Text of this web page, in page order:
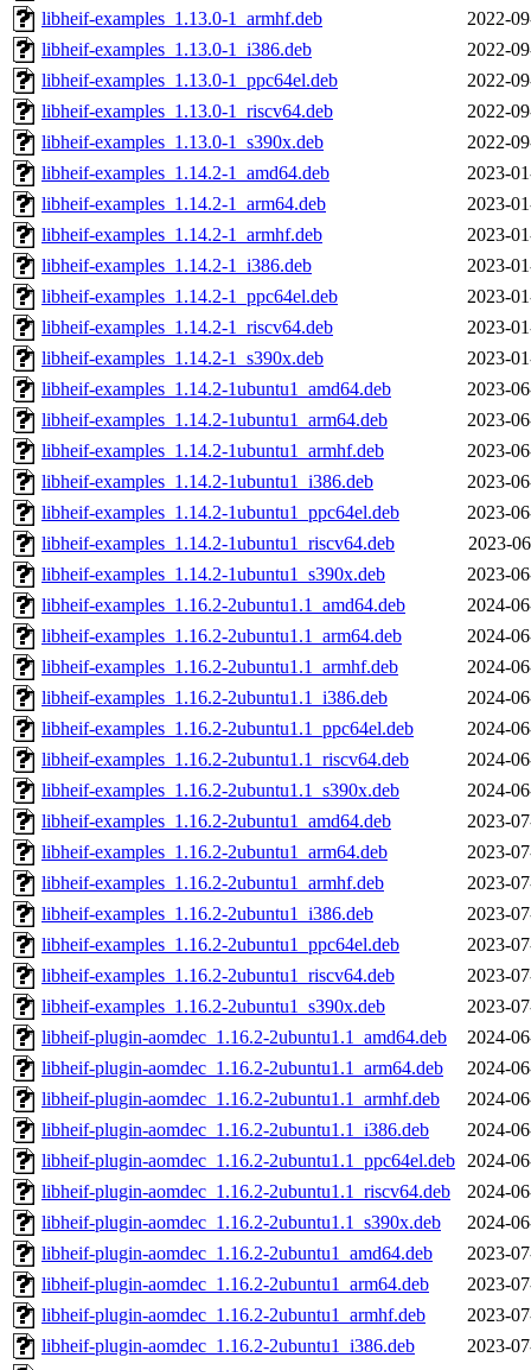
libheif-examples_1.13.0-1_armhf.deb
2022-
libheif-examples_1.13.0-1_i386.deb
2022-
libheif-examples_1.13.0-1_ppc64el.deb
2022-
libheif-examples_1.13.0-1_riscv64.deb
2022-
libheif-examples_1.13.0-1_s390x.deb
2022-
libheif-examples_1.14.2-1_amd64.deb
2023-
libheif-examples_1.14.2-1_arm64.deb
2023-
libheif-examples_1.14.2-1_armhf.deb
2023-
libheif-examples_1.14.2-1_i386.deb
2023-
libheif-examples_1.14.2-1_ppc64el.deb
2023-
libheif-examples_1.14.2-1_riscv64.deb
2023-
libheif-examples_1.14.2-1_s390x.deb
2023-
libheif-examples_1.14.2-1ubuntu1_amd64.deb
2023-
libheif-examples_1.14.2-1ubuntu1_arm64.deb
2023-
libheif-examples_1.14.2-1ubuntu1_armhf.deb
2023-
libheif-examples_1.14.2-1ubuntu1_i386.deb
2023-
libheif-examples_1.14.2-1ubuntu1_ppc64el.deb
2023-
libheif-examples_1.14.2-1ubuntu1_riscv64.deb
2023-
libheif-examples_1.14.2-1ubuntu1_s390x.deb
2023-
libheif-examples_1.16.2-2ubuntu1.1_amd64.deb
2024-
libheif-examples_1.16.2-2ubuntu1.1_arm64.deb
2024-
libheif-examples_1.16.2-2ubuntu1.1_armhf.deb
2024-
libheif-examples_1.16.2-2ubuntu1.1_i386.deb
2024-
libheif-examples_1.16.2-2ubuntu1.1_ppc64el.deb
2024-
libheif-examples_1.16.2-2ubuntu1.1_riscv64.deb
2024-
libheif-examples_1.16.2-2ubuntu1.1_s390x.deb
2024-
libheif-examples_1.16.2-2ubuntu1_amd64.deb
2023-
libheif-examples_1.16.2-2ubuntu1_arm64.deb
2023-
libheif-examples_1.16.2-2ubuntu1_armhf.deb
2023-
libheif-examples_1.16.2-2ubuntu1_i386.deb
2023-
libheif-examples_1.16.2-2ubuntu1_ppc64el.deb
2023-
libheif-examples_1.16.2-2ubuntu1_riscv64.deb
2023-
libheif-examples_1.16.2-2ubuntu1_s390x.deb
2023-
libheif-plugin-aomdec_1.16.2-2ubuntu1.1_amd64.deb
2024-
libheif-plugin-aomdec_1.16.2-2ubuntu1.1_arm64.deb
2024-
libheif-plugin-aomdec_1.16.2-2ubuntu1.1_armhf.deb
2024-
libheif-plugin-aomdec_1.16.2-2ubuntu1.1_i386.deb
2024-
libheif-plugin-aomdec_1.16.2-2ubuntu1.1_ppc64el.deb 2024-
libheif-plugin-aomdec_1.16.2-2ubuntu1.1_riscv64.deb
2024-
libheif-plugin-aomdec_1.16.2-2ubuntu1.1_s390x.deb
2024-
libheif-plugin-aomdec_1.16.2-2ubuntu1_amd64.deb
2023-
libheif-plugin-aomdec_1.16.2-2ubuntu1_arm64.deb
2023-
libheif-plugin-aomdec_1.16.2-2ubuntu1_armhf.deb
2023-
libheif-plugin-aomdec_1.16.2-2ubuntu1_i386.deb
2023-